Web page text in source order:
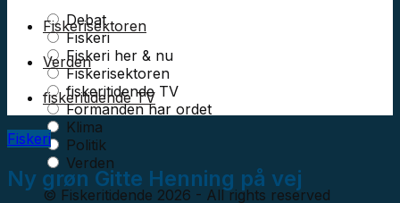
Debat
Fiskeri
Fiskeri her & nu
Fiskerisektoren
fiskeritidende TV
Formanden har ordet
Klima
Politik
Verden
© Fiskeritidende 2026 - All rights reserved
Fiskerisektoren
Verden
fiskeritidende TV
Fiskeri
Ny grøn Gitte Henning på vej